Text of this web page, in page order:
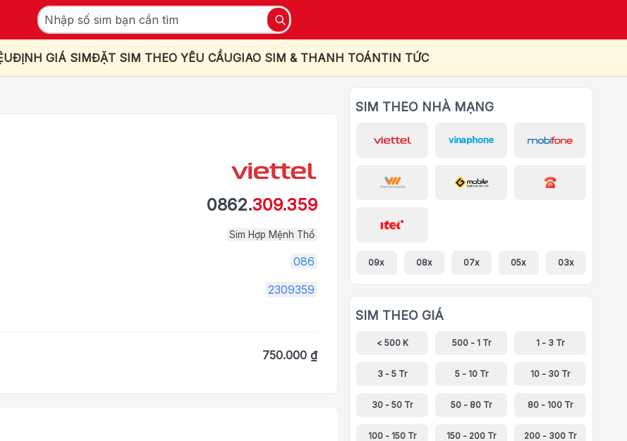
ĐỊNH GIÁ SIMĐẶT SIM THEO YÊU CẦUGIAO SIM & THANH TOÁNTIN TỨC
0862.309.359
Sim Hợp Mệnh Thổ
086
2309359
750.000 ₫
SIM THEO NHÀ MẠNG
09x 08x 07x 05x 03x
SIM THEO GIÁ
< 500 K 500 - 1 Tr 1 - 3 Tr
3 - 5 Tr 5 - 10 Tr 10 - 30 Tr
30 - 50 Tr 50 - 80 Tr 80 - 100 Tr
100 - 150 Tr 150 - 200 Tr 200 - 300 Tr